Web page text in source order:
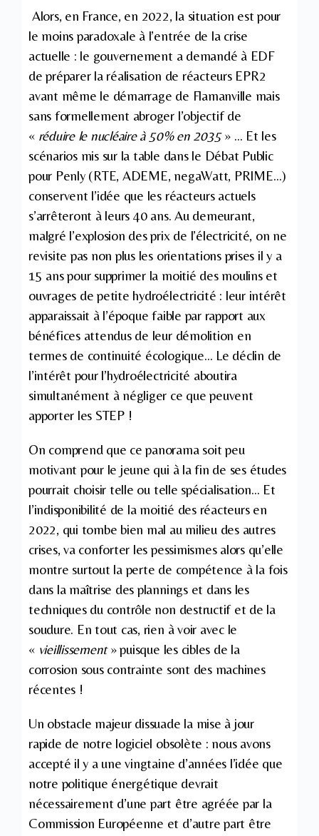
Alors, en France, en 2022, la situation est pour
le moins paradoxale à l’entrée de la crise
actuelle : le gouvernement a demandé à EDF
de préparer la réalisation de réacteurs EPR2
avant même le démarrage de Flamanville mais
sans formellement abroger l’objectif de
« réduire le nucléaire à 50% en 2035» … Et les
scénarios mis sur la table dans le Débat Public
pour Penly (RTE, ADEME, negaWatt, PRIME…)
conservent l’idée que les réacteurs actuels
s’arrêteront à leurs 40 ans. Au demeurant,
malgré l’explosion des prix de l’électricité, on ne
revisite pas non plus les orientations prises il y a
15 ans pour supprimer la moitié des moulins et
ouvrages de petite hydroélectricité : leur intérêt
apparaissait à l’époque faible par rapport aux
bénéfices attendus de leur démolition en
termes de continuité écologique… Le déclin de
l’intérêt pour l’hydroélectricité aboutira
simultanément à négliger ce que peuvent
apporter les STEP !
On comprend que ce panorama soit peu
motivant pour le jeune qui à la fin de ses études
pourrait choisir telle ou telle spécialisation… Et
l’indisponibilité de la moitié des réacteurs en
2022, qui tombe bien mal au milieu des autres
crises, va conforter les pessimismes alors qu’elle
montre surtout la perte de compétence à la fois
dans la maîtrise des plannings et dans les
techniques du contrôle non destructif et de la
soudure. En tout cas, rien à voir avec le
« vieillissement» puisque les cibles de la
corrosion sous contrainte sont des machines
récentes !
Un obstacle majeur dissuade la mise à jour
rapide de notre logiciel obsolète : nous avons
accepté il y a une vingtaine d’années l’idée que
notre politique énergétique devrait
nécessairement d’une part être agréée par la
Commission Européenne et d’autre part être